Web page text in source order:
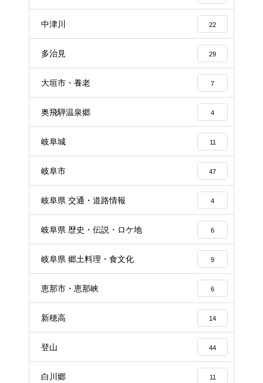
中津川 22
多治見 29
大垣市・養老 7
奥飛騨温泉郷 4
岐阜城 11
岐阜市 47
岐阜県 交通・道路情報 4
岐阜県 歴史・伝説・ロケ地 6
岐阜県 郷土料理・食文化 9
恵那市・恵那峡 6
新穂高 14
登山 44
白川郷 11